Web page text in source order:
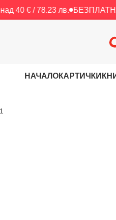
лв. БЕЗПЛАТНА доставка
НАЧАЛОКАРТИЧКИ